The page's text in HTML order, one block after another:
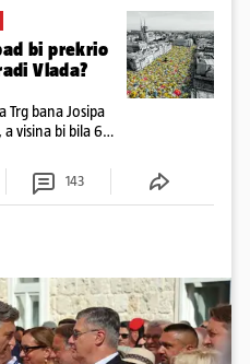
bi prekrio
Vlada?
Trg bana Josipa
visina bi bila 6
bi bila kao
143